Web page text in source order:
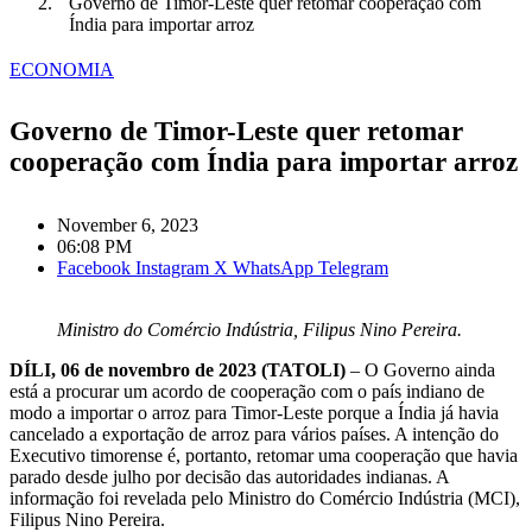
Índia para importar arroz
ECONOMIA
Governo de Timor-Leste quer retomar
cooperação com Índia para importar arroz
November 6, 2023
06:08 PM
Facebook Instagram X WhatsApp Telegram
Ministro do Comércio Indústria, Filipus Nino Pereira.
DÍLI, 06 de novembro de 2023 (TATOLI) – O Governo ainda
está a procurar um acordo de cooperação com o país indiano de
modo a importar o arroz para Timor-Leste porque a Índia já havia
cancelado a exportação de arroz para vários países. A intenção do
Executivo timorense é, portanto, retomar uma cooperação que havia
parado desde julho por decisão das autoridades indianas. A
informação foi revelada pelo Ministro do Comércio Indústria (MCI),
Filipus Nino Pereira.